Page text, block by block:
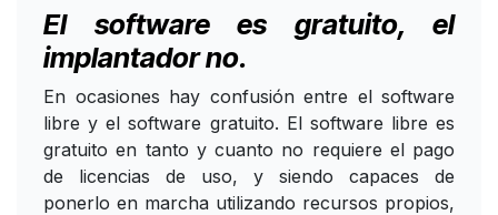
El software es gratuito, el
implantador no.
En ocasiones hay confusión entre el software
libre y el software gratuito. El software libre es
gratuito en tanto y cuanto no requiere el pago
de licencias de uso, y siendo capaces de
ponerlo en marcha utilizando recursos propios,